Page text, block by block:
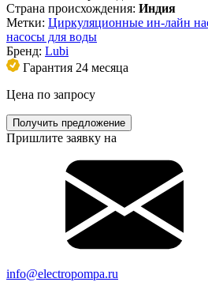
Страна происхождения: Индия
Метки: Циркуляционные ин-лайн
насосы для воды
Бренд: Lubi
Гарантия 24 месяца
Цена по запросу
Получить предложение
Пришлите заявку на
info@electropompa.ru